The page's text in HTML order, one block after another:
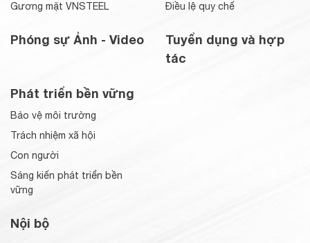
Gương mặt VNSTEEL
Phóng sự Ảnh - Video
Điều lệ quy chế
Tuyển dụng và hợp
tác
Phát triển bền vững
Bảo vệ môi trường
Trách nhiệm xã hội
Con người
Sáng kiến phát triển bền
vững
Nội bộ